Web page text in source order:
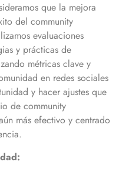
que la mejora
del community
evaluaciones
y prácticas de
métricas clave y
en redes sociales
y hacer ajustes que
de community
más efectivo y centrado